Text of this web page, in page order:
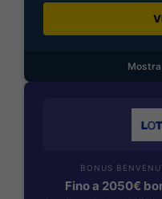
BONUS
Fino a 2050€